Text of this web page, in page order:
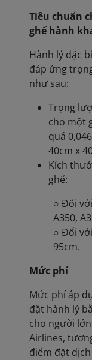
Tiêu chuẩn
ghế hành
Hành lý đặc
đáp ứng
như sau:
Trọng
cho một
quá
40cm x
Kích
ghế:
○ Đối
A350,
○ Đối
95cm.
Mức phí
Mức phí áp
đặt hành lý
cho người
Airlines,
điểm đặt dịch